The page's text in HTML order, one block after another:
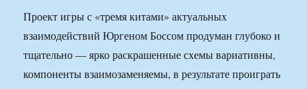
Проект игры с «тремя китами» актуальных
взаимодействий Юргеном Боссом продуман глубоко и
тщательно — ярко раскрашенные схемы вариативны,
компоненты взаимозаменяемы, в результате проиграть